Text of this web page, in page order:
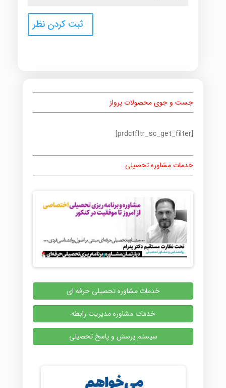
جست و جوی محصولات پرواز
[prdctfltr_sc_get_filter]
خدمات مشاوره تحصیلی
خدمات مشاوره تحصیلی حرفه ای
خدمات مشاوره مدیریت رابطه
سیستم پرسش و پاسخ تحصیلی